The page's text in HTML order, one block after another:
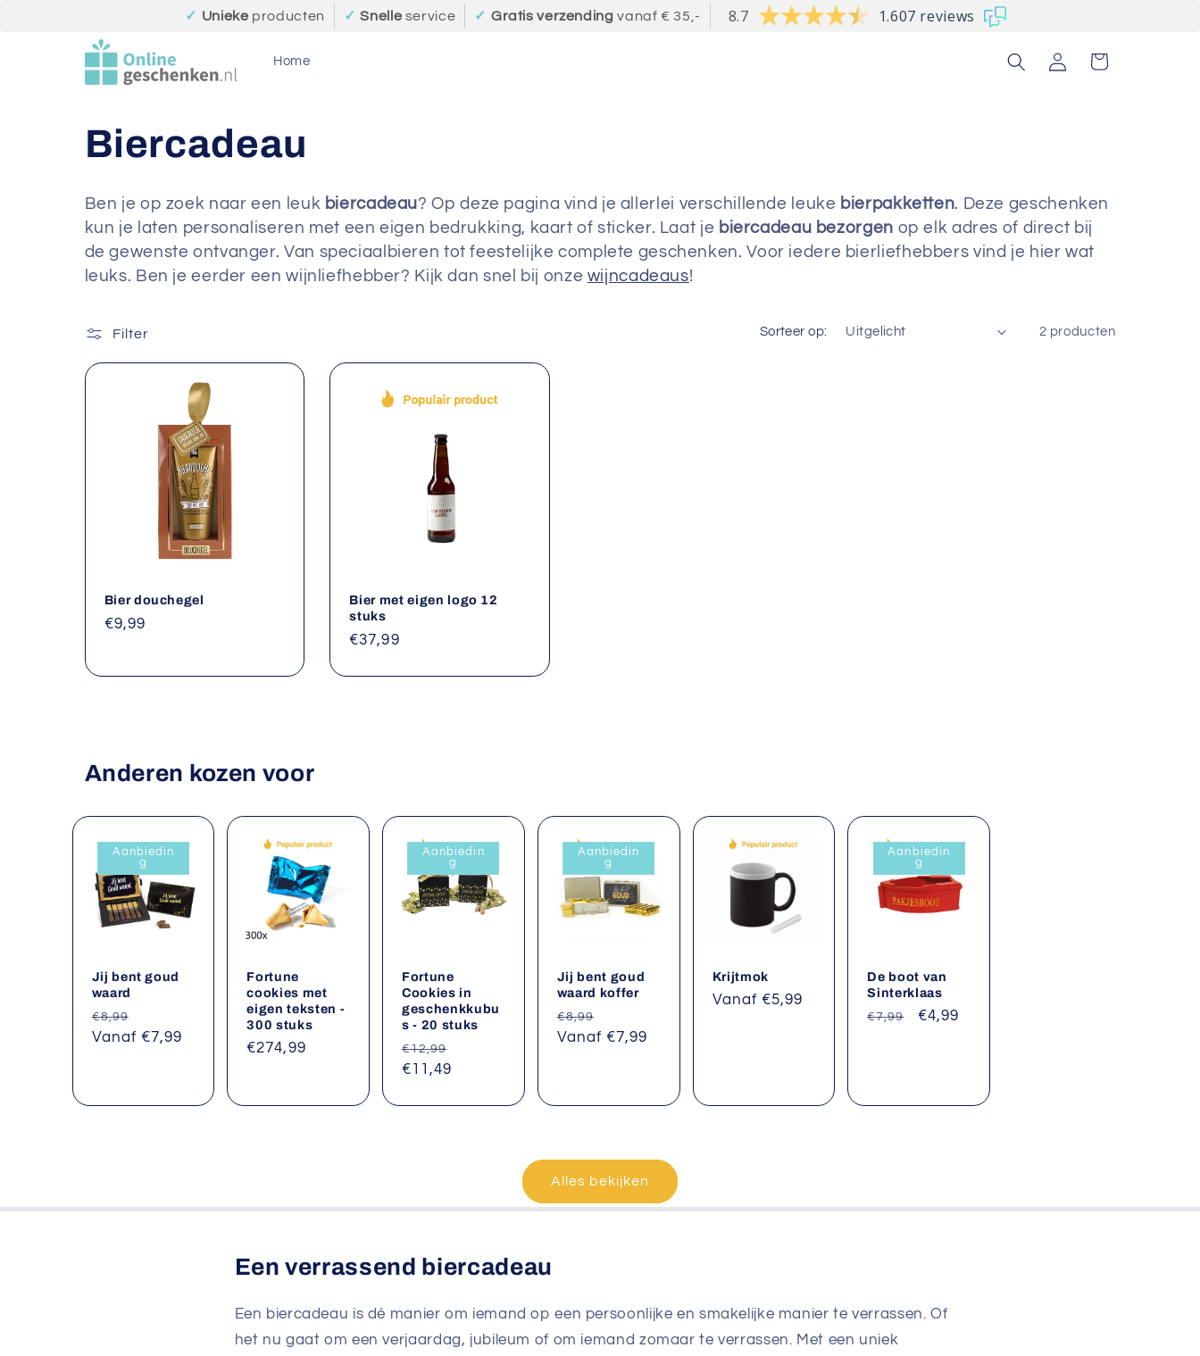
✓ Unieke producten ✓ Snelle service ✓ Gratis verzending vanaf € 35,- 8.7 1.607 reviews
Home InloggenWinkelwagen
C
o
l
l
e
c
Biercadeau
Ben je op zoek naar een leuk biercadeau? Op deze pagina vind je allerlei verschillende leuke bierpakketten. Deze geschenken
kun je laten personaliseren met een eigen bedrukking, kaart of sticker. Laat je biercadeau bezorgen op elk adres of direct bij
de gewenste ontvanger. Van speciaalbieren tot feestelijke complete geschenken. Voor iedere bierliefhebbers vind je hier wat
leuks. Ben je eerder een wijnliefhebber? Kijk dan snel bij onze wijncadeaus!
Filter Sorteer op: 2 producten
Bier douchegel
Normale
€9,99
Bier met eigen logo 12
stuks
Normale
€37,99
Anderen kozen voor
Aanbiedin
g
Jij bent goud
waard
Normale
prijs
€8,99
Aanbiedingsprijs
Vanaf €7,99
Fortune
cookies met
eigen teksten -
300 stuks
Normale
€274,99
Aanbiedin
g
Fortune
Cookies in
geschenkkubu
s - 20 stuks
Normale
prijs
€12,99
€11,49
Aanbiedin
g
Jij bent goud
waard koffer
Normale
prijs
€8,99
Vanaf €7,99
Krijtmok
Normale
Vanaf €5,99
Aanbiedin
g
De boot van
Sinterklaas
Normale
€7,99 Aanbiedingsprijs
€4,99
Alles bekijken
Een verrassend biercadeau
Een biercadeau is dé manier om iemand op een persoonlijke en smakelijke manier te verrassen. Of
het nu gaat om een verjaardag, jubileum of om iemand zomaar te verrassen. Met een uniek